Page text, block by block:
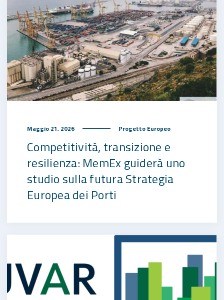
Maggio 21, 2026 Progetto Europeo
Competitività, transizione e
resilienza: MemEx guiderà uno
studio sulla futura Strategia
Europea dei Porti